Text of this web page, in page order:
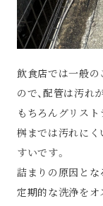
飲食店では一般
ので、配管は汚れ
もちろんグリス
桝までは汚れにく
すいです。
詰まりの原因とな
定期的な洗浄をオ